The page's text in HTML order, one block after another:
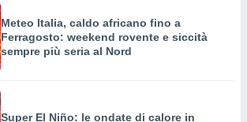
Meteo Italia, caldo africano fino a
Ferragosto: weekend rovente e siccità
sempre più seria al Nord
Super El Niño: le ondate di calore in